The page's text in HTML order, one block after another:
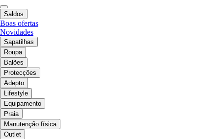
Saldos
Boas ofertas
Novidades
Sapatilhas
Roupa
Balões
Protecções
Adepto
Lifestyle
Equipamento
Praia
Manutenção física
Outlet